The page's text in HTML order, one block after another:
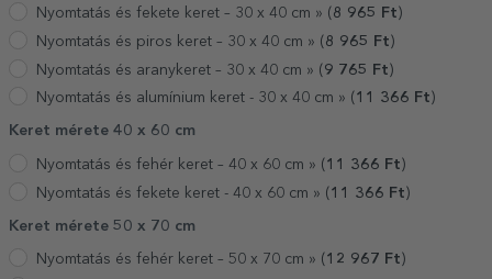
Nyomtatás és fekete keret – 30 x 40 cm » ( 8 965 Ft )
Nyomtatás és piros keret – 30 x 40 cm » (8 965 Ft)
Nyomtatás és aranykeret – 30 x 40 cm » (9 765 Ft)
Nyomtatás és alumínium keret - 30 x 40 cm » ( 11 366 Ft )
Keret mérete 40 x 60 cm
Nyomtatás és fehér keret – 40 x 60 cm » ( 11 366 Ft )
Nyomtatás és fekete keret - 40 x 60 cm » (11 366 Ft)
Keret mérete 50 x 70 cm
Nyomtatás és fehér keret – 50 x 70 cm » ( 12 967 Ft )